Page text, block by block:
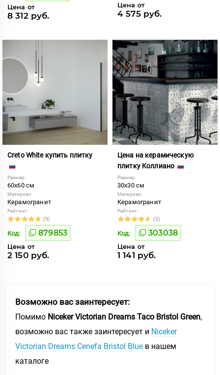
Цена от
8 312 руб.
Цена от
4 575 руб.
Creto White купить плитку
Размер:
60x60 см
Материал:
Керамогранит
Рейтинг:
(9)
Код: 879853
Цена от
2 150 руб.
Цена на керамическую
плитку Коллиано
Размер:
30x30 см
Материал:
Керамогранит
Рейтинг:
(5)
Код: 303038
Цена от
1 141 руб.
Возможно вас заинтересует:
Помимо Niceker Victorian Dreams Taco Bristol Green,
возможно вас также заинтересует и Niceker
Victorian Dreams Cenefa Bristol Blue в нашем
каталоге